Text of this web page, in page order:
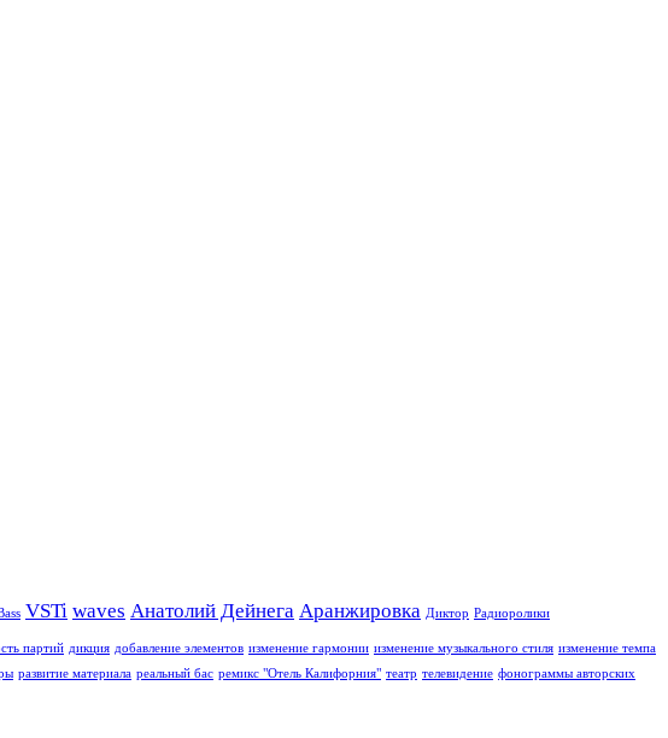
VSTi waves Анатолий Дейнега Аранжировка Диктор Радиоролики
партий дикция добавление элементов изменение гармонии изменение музыкального стиля изменение темпа
развитие материала реальный бас ремикс "Отель Калифорния" театр телевидение фонограммы авторских